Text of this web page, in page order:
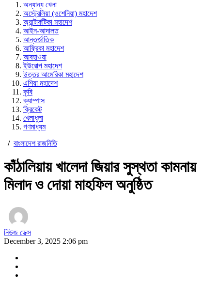
অন্যান্য খেলা
অস্ট্রেলিয়া (ওশেনিয়া) মহাদেশ
অ্যান্টার্কটিকা মহাদেশ
আইন-আদালত
আন্তর্জাতিক
আফ্রিকা মহাদেশ
আবহাওয়া
ইউরোপ মহাদেশ
উত্তর আমেরিকা মহাদেশ
এশিয়া মহাদেশ
কৃষি
ক্যাম্পাস
ক্রিকেট
খেলাধুলা
গণমাধ্যম
/ বাংলাদেশ রাজনিতি
কাঁঠালিয়ায় খালেদা জিয়ার সুস্থতা কামনায়
মিলাদ ও দোয়া মাহফিল অনুষ্ঠিত
নিউজ ডেক্স
December 3, 2025 2:06 pm